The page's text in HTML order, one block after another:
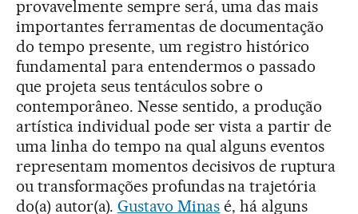
provavelmente sempre será, uma das mais
importantes ferramentas de documentação
do tempo presente, um registro histórico
fundamental para entendermos o passado
que projeta seus tentáculos sobre o
contemporâneo. Nesse sentido, a produção
artística individual pode ser vista a partir de
uma linha do tempo na qual alguns eventos
representam momentos decisivos de ruptura
ou transformações profundas na trajetória
do(a) autor(a). Gustavo Minas é, há alguns